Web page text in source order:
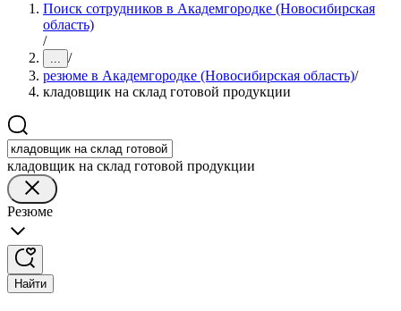
Поиск сотрудников в Академгородке (Новосибирская
область)
/
... /
резюме в Академгородке (Новосибирская область)/
кладовщик на склад готовой продукции
кладовщик на склад готовой продукции
Резюме
Найти